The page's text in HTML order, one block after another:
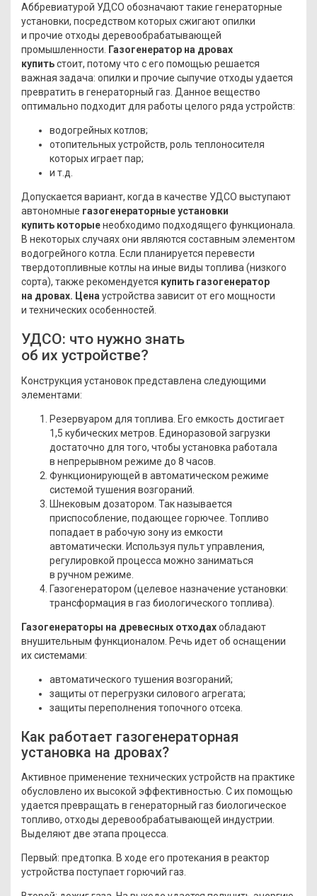
Аббревиатурой УДСО обозначают такие генераторные
установки, посредством которых сжигают опилки
и прочие отходы деревообрабатывающей
промышленности. Газогенератор на дровах
купитьстоит, потому что с его помощью решается
важная задача: опилки и прочие сыпучие отходы удается
превратить в генераторный газ. Данное вещество
оптимально подходит для работы целого ряда устройств:
водогрейных котлов;
отопительных устройств, роль теплоносителя
которых играет пар;
и т.д.
Допускается вариант, когда в качестве УДСО выступают
автономные газогенераторные установки
купить которыенеобходимо подходящего функционала.
В некоторых случаях они являются составным элементом
водогрейного котла. Если планируется перевести
твердотопливные котлы на иные виды топлива (низкого
сорта), также рекомендуется купить газогенератор
на дровах. Цена устройства зависит от его мощности
и технических особенностей.
УДСО: что нужно знать
об их устройстве?
Конструкция установок представлена следующими
элементами:
Резервуаром для топлива. Его емкость достигает
1,5 кубических метров. Единоразовой загрузки
достаточно для того, чтобы установка работала
в непрерывном режиме до 8 часов.
Функционирующей в автоматическом режиме
системой тушения возгораний.
Шнековым дозатором. Так называется
приспособление, подающее горючее. Топливо
попадает в рабочую зону из емкости
автоматически. Используя пульт управления,
регулировкой процесса можно заниматься
в ручном режиме.
Газогенератором (целевое назначение установки:
трансформация в газ биологического топлива).
Газогенераторы на древесных отходахобладают
внушительным функционалом. Речь идет об оснащении
их системами:
автоматического тушения возгораний;
защиты от перегрузки силового агрегата;
защиты переполнения топочного отсека.
Как работает газогенераторная
установка на дровах?
Активное применение технических устройств на практике
обусловлено их высокой эффективностью. С их помощью
удается превращать в генераторный газ биологическое
топливо, отходы деревообрабатывающей индустрии.
Выделяют две этапа процесса.
Первый: предтопка. В ходе его протекания в реактор
устройства поступает горючий газ.